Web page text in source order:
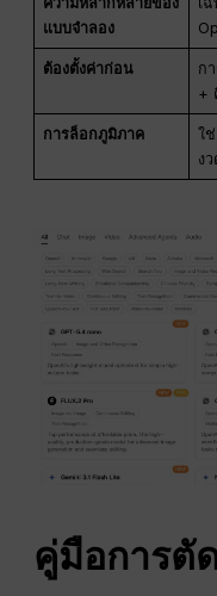
แบบจำลอง
ต้องตั้งค่าก่อน
ก
+
การล็อกภูมิภาค
ใ
ง
คู่มือการตั